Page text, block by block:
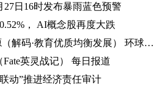
日16时发布暴雨蓝色预警
， AI概念股再度大跌
城乡手拉手 共享好资源（解码·教育优质均衡发展） 环球通讯
英灵战记） 每日报道
动”推进经济责任审计